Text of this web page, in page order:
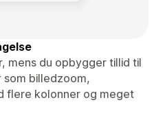
mens du opbygger tillid til
som billedzoom,
flere kolonner og meget